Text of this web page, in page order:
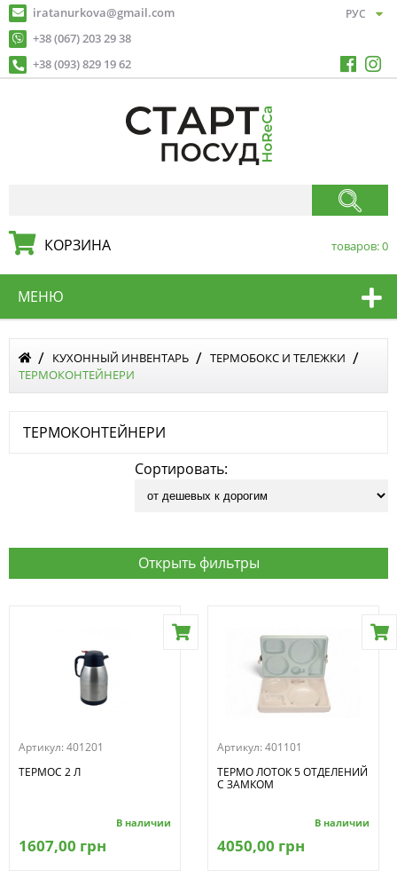
iratanurkova@gmail.com
+38 (067) 203 29 38
+38 (093) 829 19 62
КОРЗИНА товаров:0
МЕНЮ
КУХОННЫЙ ИНВЕНТАРЬ
ТЕРМОБОКС И ТЕЛЕЖКИ
ТЕРМОКОНТЕЙНЕРИ
ТЕРМОКОНТЕЙНЕРИ
Сортировать:
Открыть фильтры
Артикул: 401201
ТЕРМОС 2 Л
В наличии
1607,00 грн
Артикул: 401101
ТЕРМО ЛОТОК 5 ОТДЕЛЕНИЙ
С ЗАМКОМ
В наличии
4050,00 грн